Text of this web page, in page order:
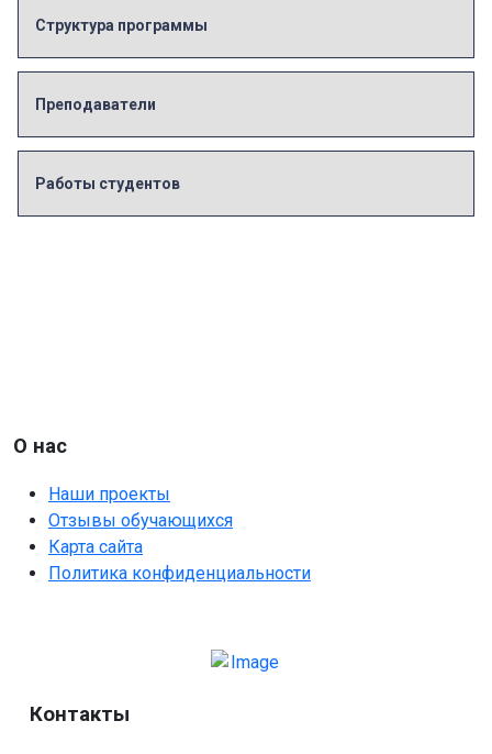
Структура программы
Преподаватели
Работы студентов
О нас
Наши проекты
Отзывы обучающихся
Карта сайта
Политика конфиденциальности
Контакты